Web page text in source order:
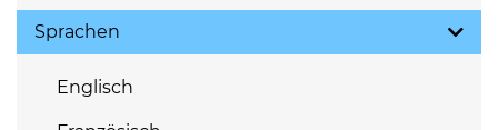
Sprachen
Englisch